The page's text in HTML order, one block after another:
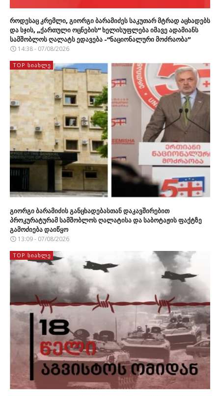
როდესაც კრემლი, გიორგი ბარამიძეს საკუთარ მტრად აცხადებს
და სჯის, „ქართული ოცნების“ ხელისუფლება იმავე ადამიანს
სამშობლოს ღალატს ედავება -“ნაციონალური მოძრაობა”
14:38 - 07/08/2026
TOP ᲡᲘᲐᲮᲚᲔ
გიორგი ბარამიძის განცხადებასთან დაკავშირებით
პროკურატურამ სამშობლოს ღალატისა და საბოტაჟის ფაქტზე
გამოძიება დაიწყო
13:09 - 07/08/2026
TOP ᲡᲘᲐᲮᲚᲔ